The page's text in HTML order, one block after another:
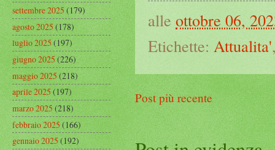
alle ottobre 06,
Etichette: Attualita'
Post più recente
settembre 2025(179)
agosto 2025(178)
luglio 2025(197)
giugno 2025(226)
maggio 2025(218)
aprile 2025(197)
marzo 2025(218)
febbraio 2025(166)
gennaio 2025(192)